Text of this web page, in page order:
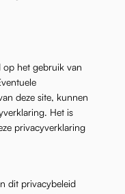
op het gebruik van
deze site, kunnen
Het is
privacyverklaring
dit privacybeleid